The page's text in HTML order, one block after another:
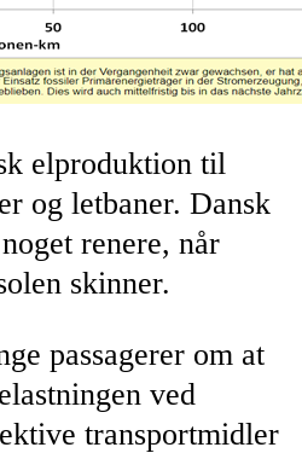
elproduktion til
og letbaner. Dansk
renere, når
skinner.
passagerer om at
ved
transportmidler